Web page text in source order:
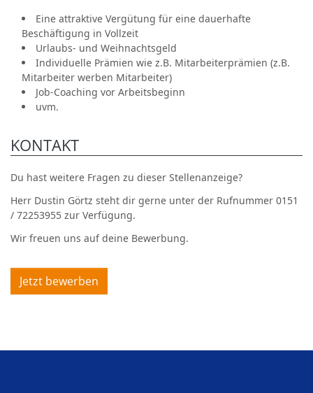
Eine attraktive Vergütung für eine dauerhafte
Beschäftigung in Vollzeit
Urlaubs- und Weihnachtsgeld
Individuelle Prämien wie z.B. Mitarbeiterprämien (z.B.
Mitarbeiter werben Mitarbeiter)
Job-Coaching vor Arbeitsbeginn
uvm.
KONTAKT
Du hast weitere Fragen zu dieser Stellenanzeige?
Herr Dustin Görtz steht dir gerne unter der Rufnummer 0151
/ 72253955 zur Verfügung.
Wir freuen uns auf deine Bewerbung.
Jetzt bewerben